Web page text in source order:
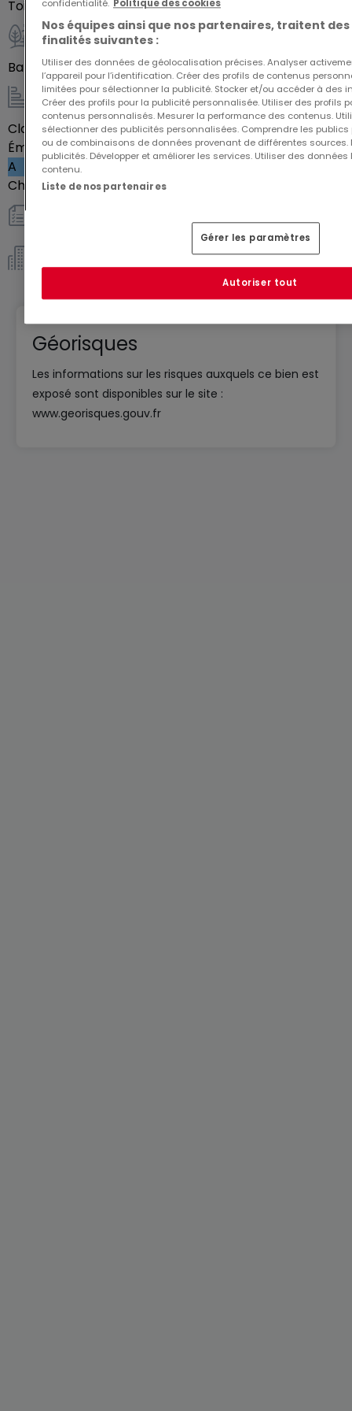
parents et familles, faite d'un logement
composant la résidence Topaze, votre lieu de vie
ou votre investissement immobilier.
Toilettes séparées1
Extérieur
Balcon26m²
Energie / Chauffage
Classe énergétiqueVide
Émission de gaz à effet de serre (GES)
A
Chauffage au gazOui
Copropriété *
Géorisques
Les informations sur les risques auxquels ce bien est
exposé sont disponibles sur le site :
www.georisques.gouv.fr
confidentialité. Politique des cookies
Nos équipes ainsi que nos partenaires, traitent
finalités suivantes :
Utiliser des données de géolocalisation précises. Analyser
l’appareil pour l’identification. Créer des profils de contenus
limitées pour sélectionner la publicité. Stocker et/ou accéder à des
Créer des profils pour la publicité personnalisée. Utiliser des profils
contenus personnalisés. Mesurer la performance des contenus.
sélectionner des publicités personnalisées. Comprendre les
ou de combinaisons de données provenant de différentes sources.
publicités. Développer et améliorer les services. Utiliser des
contenu.
Liste de nos partenaires
Gérer les paramètres
Autoriser tout